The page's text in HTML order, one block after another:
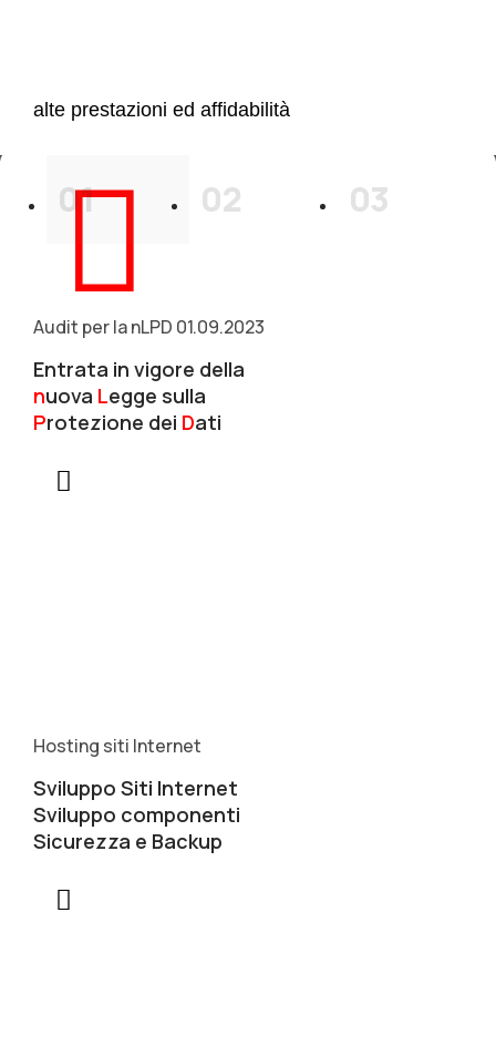
alte prestazioni ed affidabilità
01 02 03
Audit per la nLPD 01.09.2023
Entrata in vigore della
nuova Legge sulla
Protezione dei Dati
Hosting siti Internet
Sviluppo Siti Internet
Sviluppo componenti
Sicurezza e Backup